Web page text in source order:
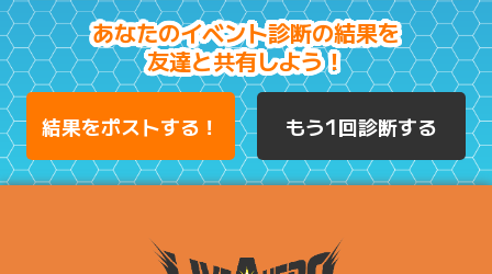
あなたのイベント診断の結果を
友達と共有しよう！
結果をポストする！ もう1回診断する